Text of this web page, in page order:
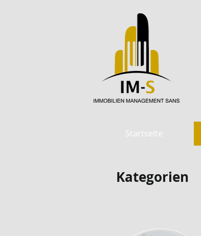
Startseite
Kategorien